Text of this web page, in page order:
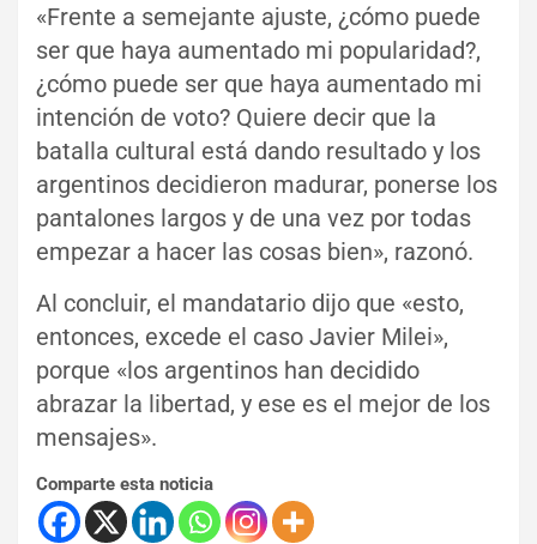
«Frente a semejante ajuste, ¿cómo puede
ser que haya aumentado mi popularidad?,
¿cómo puede ser que haya aumentado mi
intención de voto? Quiere decir que la
batalla cultural está dando resultado y los
argentinos decidieron madurar, ponerse los
pantalones largos y de una vez por todas
empezar a hacer las cosas bien», razonó.
Al concluir, el mandatario dijo que «esto,
entonces, excede el caso Javier Milei»,
porque «los argentinos han decidido
abrazar la libertad, y ese es el mejor de los
mensajes».
Comparte esta noticia